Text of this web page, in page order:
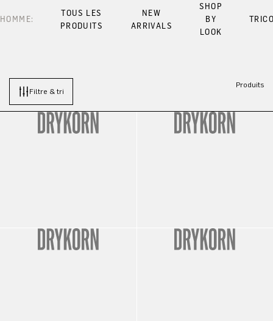
HOMME:
TOUS LES
PRODUITS
NEW
ARRIVALS
SHOP
BY
LOOK
Filtre & tri
Produits